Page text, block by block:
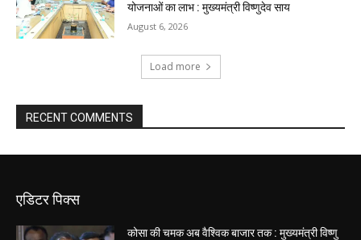
योजनाओं का लाभ : मुख्यमंत्री विष्णुदेव साय
August 6, 2026
Load more
RECENT COMMENTS
एडिटर पिक्स
कोसा की चमक अब वैश्विक बाजार तक : मुख्यमंत्री विष्णु